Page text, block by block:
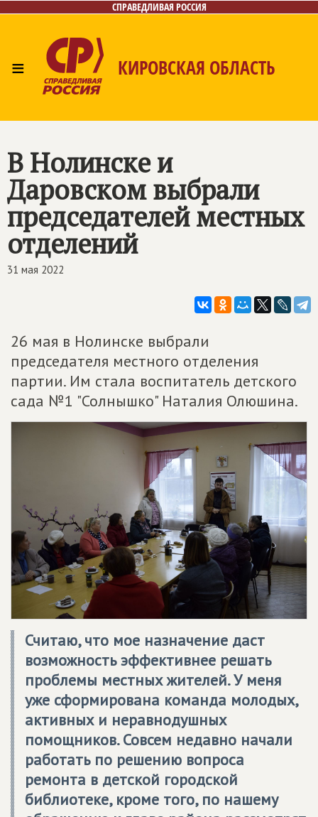
СПРАВЕДЛИВАЯ РОССИЯ
≡ КИРОВСКАЯ ОБЛАСТЬ
В Нолинске и
Даровском выбрали
председателей местных
отделений
31 мая 2022
26 мая в Нолинске выбрали
председателя местного отделения
партии. Им стала воспитатель детского
сада №1 "Солнышко" Наталия Олюшина.
Считаю, что мое назначение даст
возможность эффективнее решать
проблемы местных жителей. У меня
уже сформирована команда молодых,
активных и неравнодушных
помощников. Совсем недавно начали
работать по решению вопроса
ремонта в детской городской
библиотеке, кроме того, по нашему